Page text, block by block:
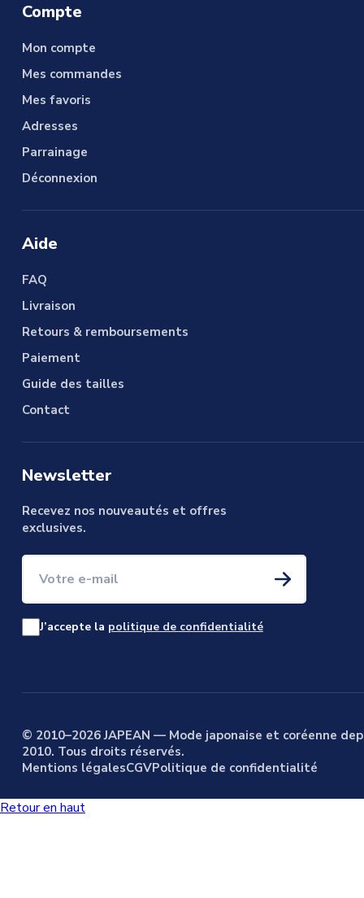
Compte
Mon compte
Mes commandes
Mes favoris
Adresses
Parrainage
Déconnexion
Aide
FAQ
Livraison
Retours & remboursements
Paiement
Guide des tailles
Contact
Newsletter
Recevez nos nouveautés et offres
exclusives.
J’accepte la politique de confidentialité
© 2010–2026 JAPEAN — Mode japonaise et coréenne
2010. Tous droits réservés.
Mentions légalesCGVPolitique de confidentialité
Retour en haut